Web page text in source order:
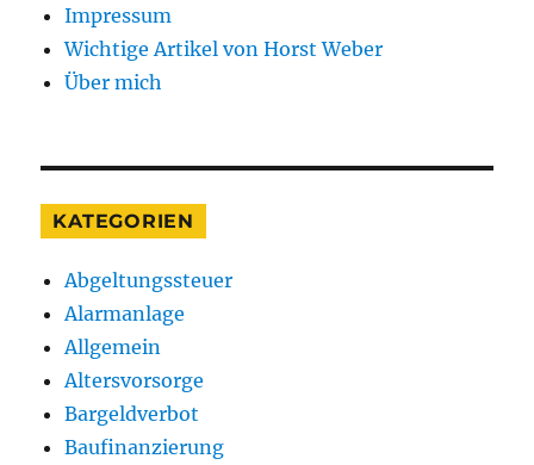
Impressum
Wichtige Artikel von Horst Weber
Über mich
KATEGORIEN
Abgeltungssteuer
Alarmanlage
Allgemein
Altersvorsorge
Bargeldverbot
Baufinanzierung